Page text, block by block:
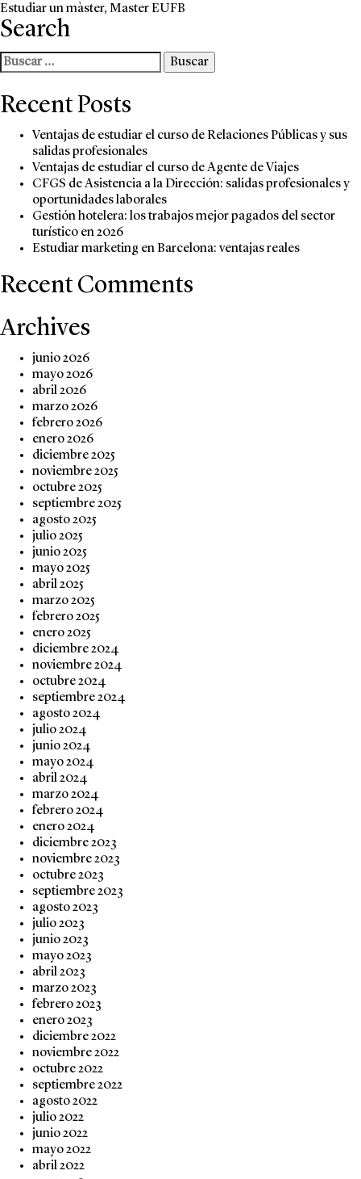
Estudiar un màster, Master EUFB
Search
Buscar:
Recent Posts
Ventajas de estudiar el curso de Relaciones Públicas y sus
salidas profesionales
Ventajas de estudiar el curso de Agente de Viajes
CFGS de Asistencia a la Dirección: salidas profesionales y
oportunidades laborales
Gestión hotelera: los trabajos mejor pagados del sector
turístico en 2026
Estudiar marketing en Barcelona: ventajas reales
Recent Comments
Archives
junio 2026
mayo 2026
abril 2026
marzo 2026
febrero 2026
enero 2026
diciembre 2025
noviembre 2025
octubre 2025
septiembre 2025
agosto 2025
julio 2025
junio 2025
mayo 2025
abril 2025
marzo 2025
febrero 2025
enero 2025
diciembre 2024
noviembre 2024
octubre 2024
septiembre 2024
agosto 2024
julio 2024
junio 2024
mayo 2024
abril 2024
marzo 2024
febrero 2024
enero 2024
diciembre 2023
noviembre 2023
octubre 2023
septiembre 2023
agosto 2023
julio 2023
junio 2023
mayo 2023
abril 2023
marzo 2023
febrero 2023
enero 2023
diciembre 2022
noviembre 2022
octubre 2022
septiembre 2022
agosto 2022
julio 2022
junio 2022
mayo 2022
abril 2022